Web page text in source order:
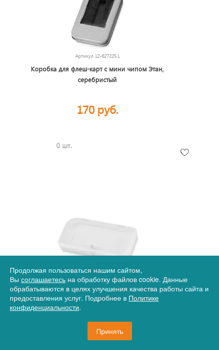
Артикул 12-627225.1
Коробка для флеш-карт с мини чипом Этан,
серебристый
170 руб.
0 шт.
Артикул 12-627206
Подарочная коробка для флеш-карт Бокс, белый
144 руб.
Продолжая пользоваться нашим сайтом,
Вы соглашаетесь на обработку файлов cookie. Данные
обрабатываются в целях улучшения качества работы сайта и
предоставления услуг. Подробнее в Политике
конфиденциальности.
Принять